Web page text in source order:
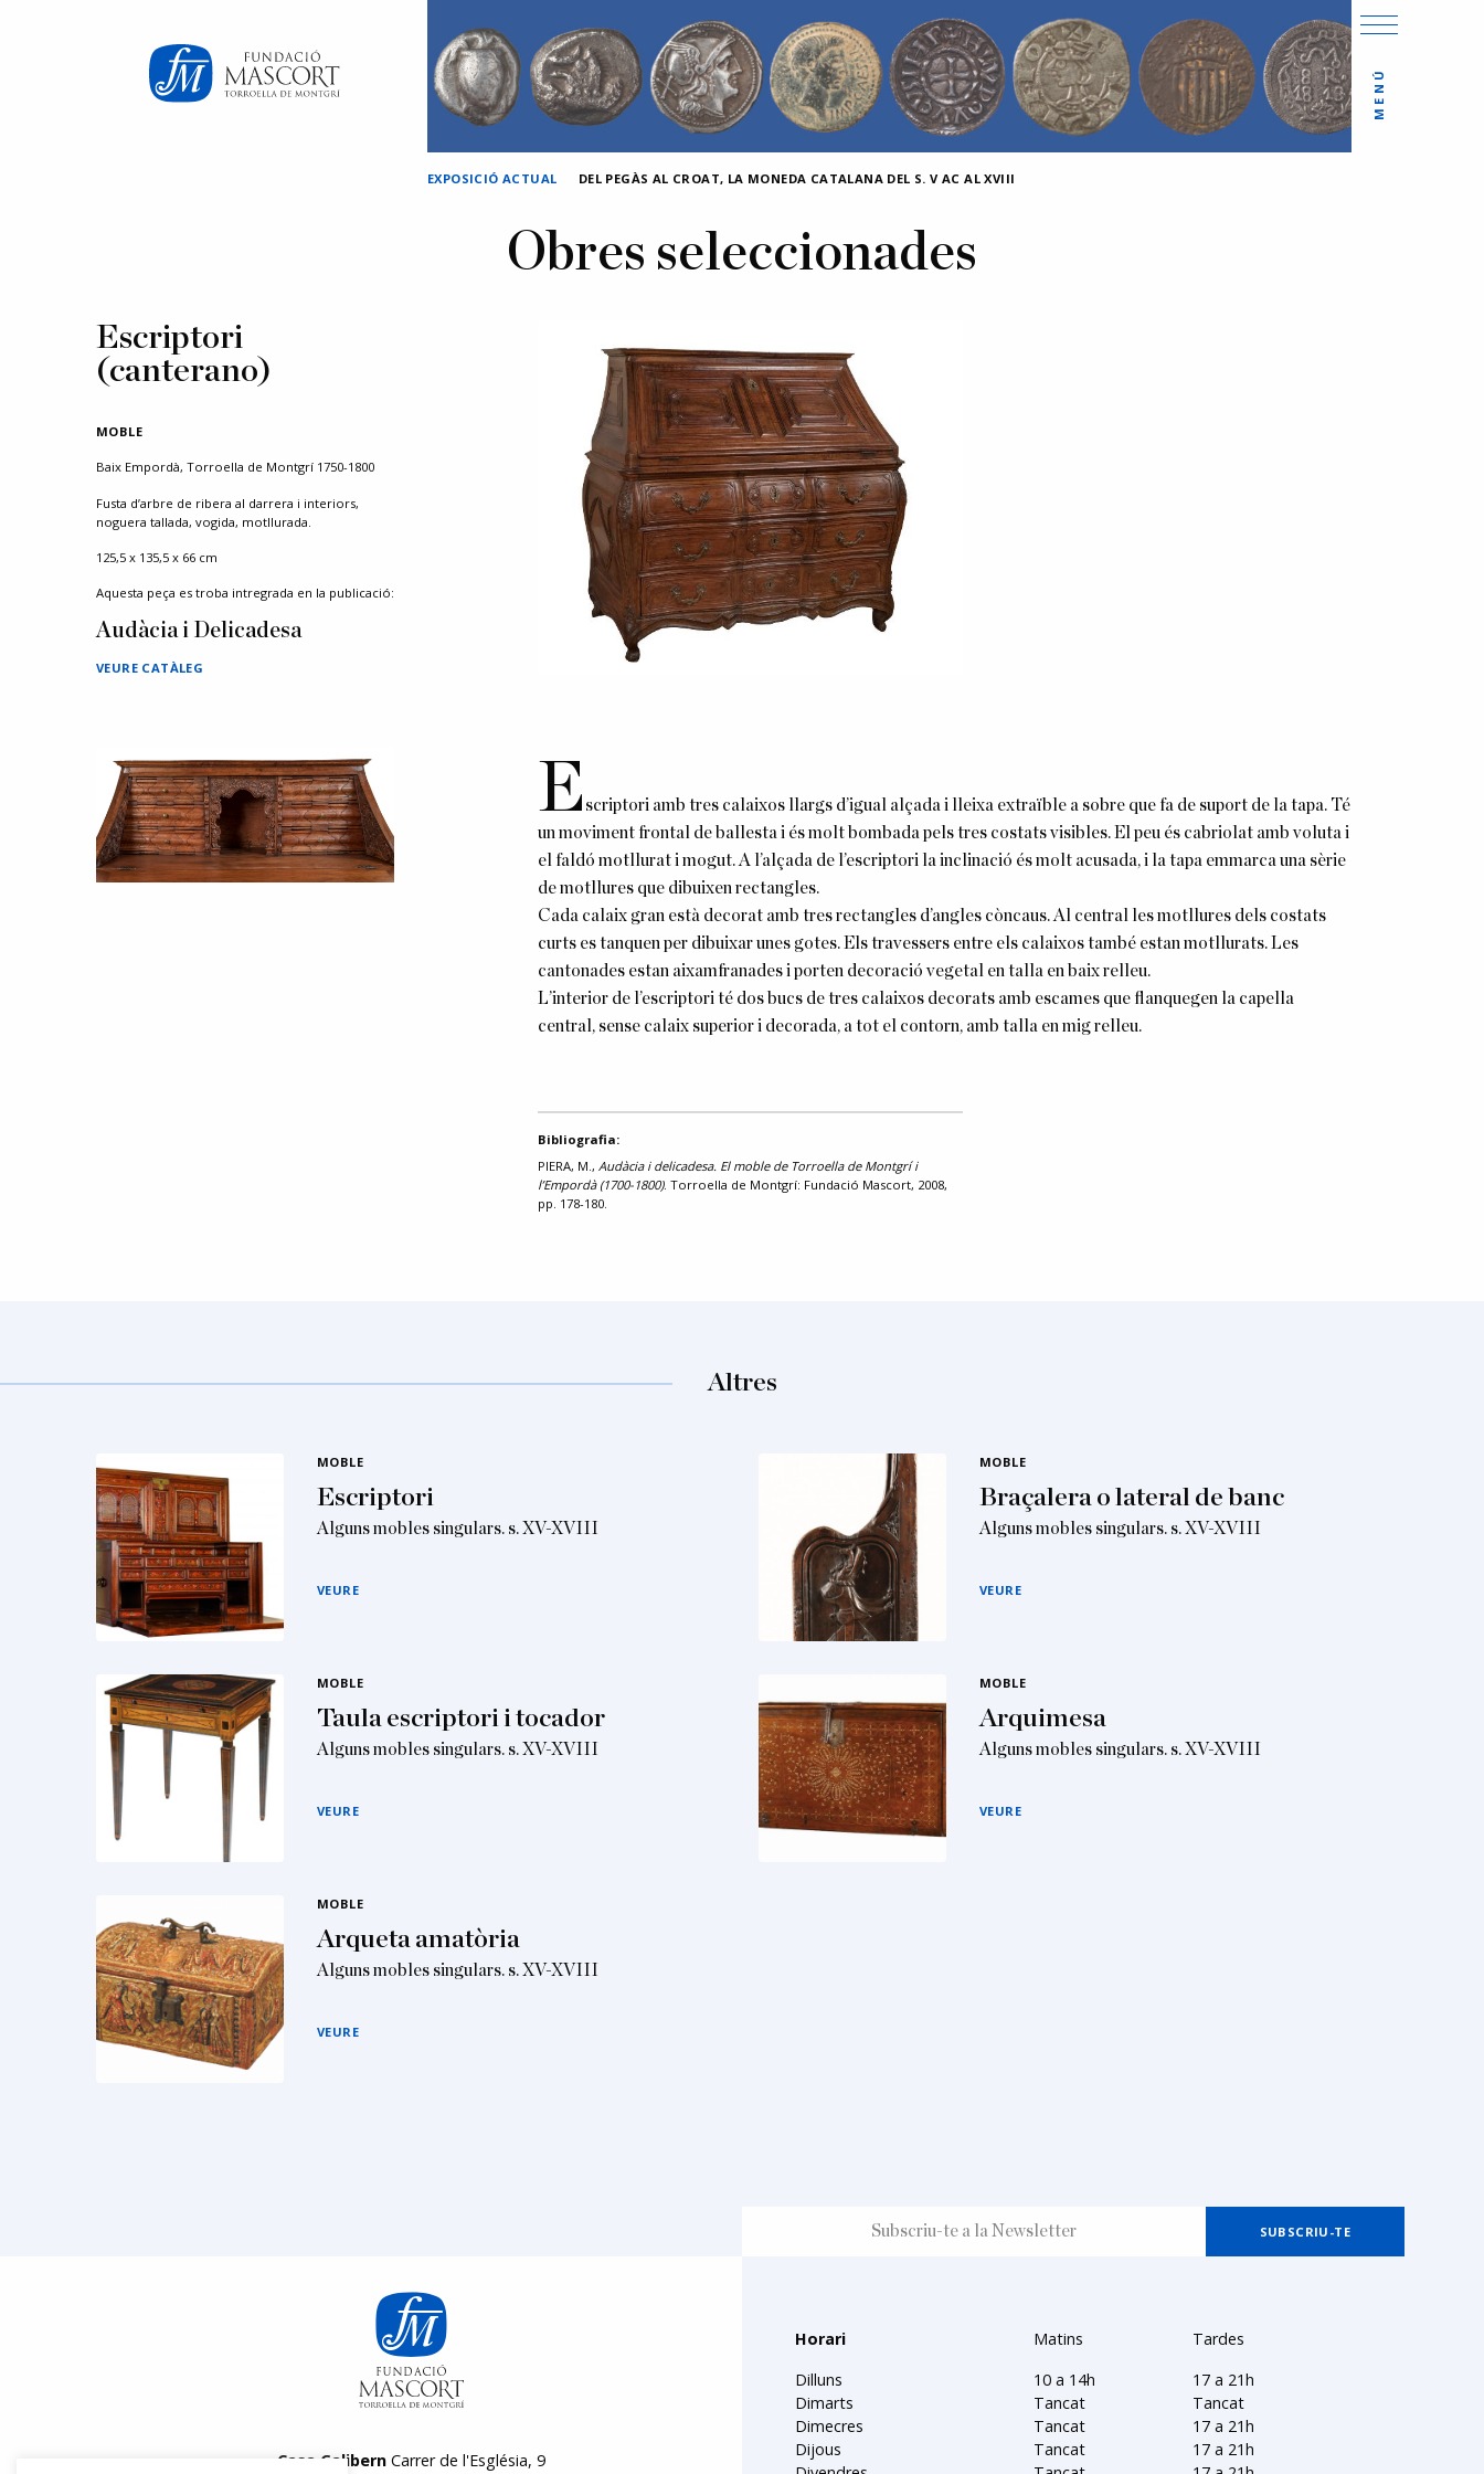
MENÚ
EXPOSICIÓ ACTUAL DEL PEGÀS AL CROAT, LA MONEDA CATALANA DEL S. V AC AL XVIII
Obres seleccionades
Escriptori
(canterano)
MOBLE
Baix Empordà, Torroella de Montgrí 1750-1800
Fusta d’arbre de ribera al darrera i interiors,
noguera tallada, vogida, motllurada.
125,5 x 135,5 x 66 cm
Aquesta peça es troba intregrada en la publicació:
Audàcia i Delicadesa
VEURE CATÀLEG
E scriptori amb tres calaixos llargs d’igual alçada i lleixa extraïble a sobre que fa de suport de la tapa. Té
un moviment frontal de ballesta i és molt bombada pels tres costats visibles. El peu és cabriolat amb voluta i
el faldó motllurat i mogut. A l’alçada de l’escriptori la inclinació és molt acusada, i la tapa emmarca una sèrie
de motllures que dibuixen rectangles.
Cada calaix gran està decorat amb tres rectangles d’angles còncaus. Al central les motllures dels costats
curts es tanquen per dibuixar unes gotes. Els travessers entre els calaixos també estan motllurats. Les
cantonades estan aixamfranades i porten decoració vegetal en talla en baix relleu.
L’interior de l’escriptori té dos bucs de tres calaixos decorats amb escames que flanquegen la capella
central, sense calaix superior i decorada, a tot el contorn, amb talla en mig relleu.
Bibliografia:
PIERA, M., Audàcia i delicadesa. El moble de Torroella de Montgrí i
l’Empordà (1700-1800). Torroella de Montgrí: Fundació Mascort, 2008,
pp. 178-180.
Altres
MOBLE
Escriptori
Alguns mobles singulars. s. XV-XVIII
VEURE
MOBLE
Braçalera o lateral de banc
Alguns mobles singulars. s. XV-XVIII
VEURE
MOBLE
Taula escriptori i tocador
Alguns mobles singulars. s. XV-XVIII
VEURE
MOBLE
Arquimesa
Alguns mobles singulars. s. XV-XVIII
VEURE
MOBLE
Arqueta amatòria
Alguns mobles singulars. s. XV-XVIII
VEURE
Casa GalibernCarrer de l'Església, 9
Horari Matins
Tardes
Dilluns
10 a 14h
17 a 21h
Dimarts
Tancat
Tancat
Dimecres
Tancat
17 a 21h
Dijous
Tancat
17 a 21h